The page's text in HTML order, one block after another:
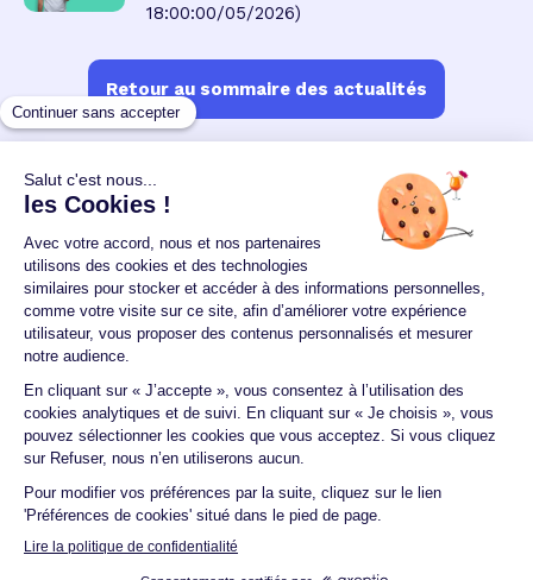
18:00:00/05/2026)
Retour au sommaire des actualités
Un crédit vous engage et doit être remboursé.
Vérifiez vos capacités de remboursement avant de
vous engager.
Aucun versement, de quelque nature que ce soit, ne
peut être exigé d'un particulier avant l'obtention
d'un ou plusieurs prêts d'argent.
© 2026 Guide du crédit •Plan du site• Mentions
Accessibilité Contact